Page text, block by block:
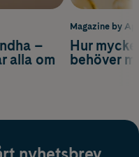
Magazine by
Hur
behöver
–
alla om